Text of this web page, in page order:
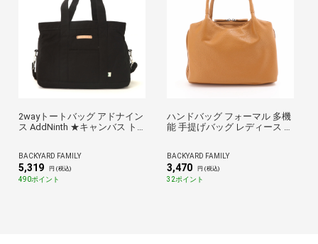
2wayトートバッグ アドナイン
ス AddNinth ★キャンバス ト
ート ショルダーバッグ 斜めが
け 大容量 マザーズバッグ 旅行
a4 軽量 レディースバッグ sfs-
BACKYARD FAMILY
5,319 円 (税込)
490ポイント
ハンドバッグ フォーマル 多機
能 手提げバッグ レディース ト
クレザー 通勤 入学式 入園式
入学式 卒業式 学校行事 レディ
ースバッグ
BACKYARD FAMILY
3,470 円 (税込)
32ポイント